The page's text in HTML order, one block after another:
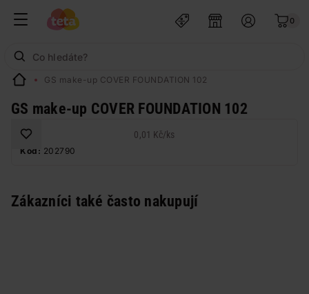
0
GS make-up COVER FOUNDATION 102
GS make-up COVER FOUNDATION 102
0,01 Kč/ks
Kód: 202790
Zákazníci také často nakupují